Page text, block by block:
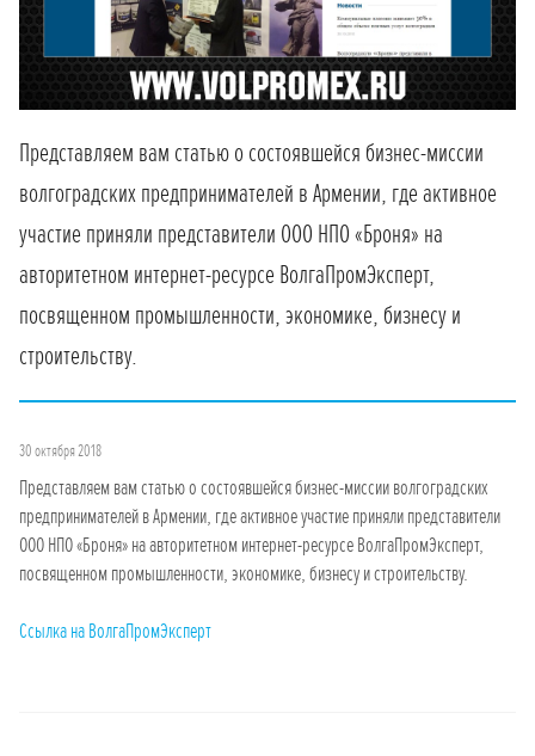
Представляем вам статью о состоявшейся бизнес-миссии
волгоградских предпринимателей в Армении, где активное
участие приняли представители ООО НПО «Броня» на
авторитетном интернет-ресурсе ВолгаПромЭксперт,
посвященном промышленности, экономике, бизнесу и
строительству.
30 октября 2018
Представляем вам статью о состоявшейся бизнес-миссии волгоградских
предпринимателей в Армении, где активное участие приняли представители
ООО НПО «Броня» на авторитетном интернет-ресурсе ВолгаПромЭксперт,
посвященном промышленности, экономике, бизнесу и строительству.
Ссылка на ВолгаПромЭксперт